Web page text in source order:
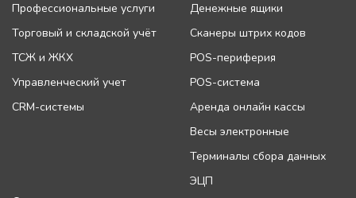
Профессиональные услуги
Торговый и складской учёт
ТСЖ и ЖКХ
Управленческий учет
CRM-системы
Денежные ящики
Сканеры штрих кодов
POS-периферия
POS-система
Аренда онлайн кассы
Весы электронные
Терминалы сбора данных
ЭЦП